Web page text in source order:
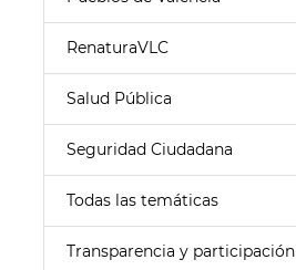
RenaturaVLC
Salud Pública
Seguridad Ciudadana
Todas las temáticas
Transparencia y participación